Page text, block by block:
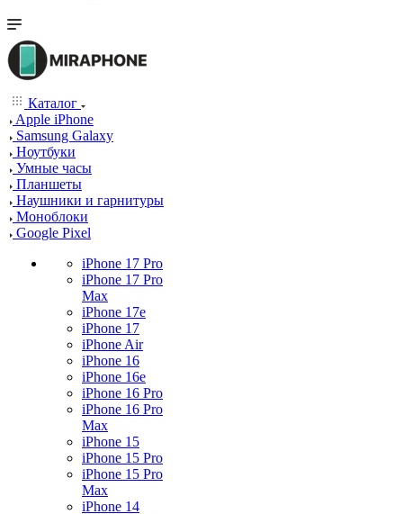
Каталог
Apple iPhone
Samsung Galaxy
Ноутбуки
Умные часы
Планшеты
Наушники и гарнитуры
Моноблоки
Google Pixel
iPhone 17 Pro
iPhone 17 Pro
Max
iPhone 17e
iPhone 17
iPhone Air
iPhone 16
iPhone 16e
iPhone 16 Pro
iPhone 16 Pro
Max
iPhone 15
iPhone 15 Pro
iPhone 15 Pro
Max
iPhone 14